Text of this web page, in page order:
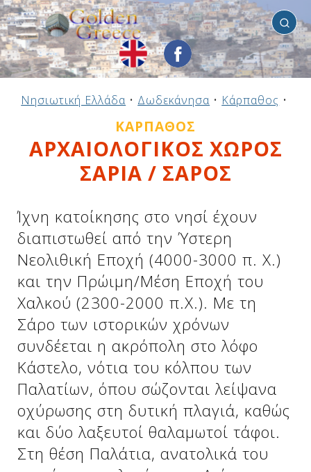
Προηγούμενο
Ελλάδα
Προηγούμενο
Αργοσαρωνικός
Δείτε μας:
Προηγούμενο
B. & Α. Αιγαίο
Προηγούμενο
Δωδεκάνησα
Προηγούμενο
Ιόνια Νησιά
Προηγούμενο
Κρήτη
Δείτε μας:
Προηγούμενο
Κυκλάδες
Προηγούμενο
Σποράδες
Προηγούμενο
Ελλάδα
Δείτε μας:
Προηγούμενο
Ήπειρος
Δείτε μας:
Προηγούμενο
Θεσσαλία
Δείτε μας:
Προηγούμενο
Θράκη
Δείτε μας:
Προηγούμενο
Μακεδονία
Προηγούμενο
Πελοπόννησος
Δείτε μας:
Προηγούμενο
Στερεά Ελλάδα
Δείτε μας:
Κάρπαθος
Νησιωτική Ελλάδα • Δωδεκάνησα • Κάρπαθος •
ΚΆΡΠΑΘΟΣ
ΑΡΧΑΙΟΛΟΓΙΚΟΣ ΧΩΡΟΣ
ΣΑΡΙΑ / ΣΑΡΟΣ
Ίχνη κατοίκησης στο νησί έχουν
διαπιστωθεί από την Ύστερη
Νεολιθική Εποχή (4000-3000 π. X.)
και την Πρώιμη/Μέση Εποχή του
Χαλκού (2300-2000 π.X.). Με τη
Σάρο των ιστορικών χρόνων
συνδέεται η ακρόπολη στο λόφο
Kάστελο, νότια του κόλπου των
Παλατίων, όπου σώζονται λείψανα
οχύρωσης στη δυτική πλαγιά, καθώς
και δύο λαξευτοί θαλαμωτοί τάφοι.
Στη θέση Παλάτια, ανατολικά του